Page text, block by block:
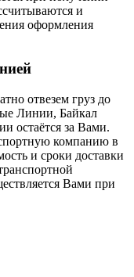
и
оформления
отвезем груз до
Линии, Байкал
остаётся за Вами.
компанию в
и сроки доставки
Вами при